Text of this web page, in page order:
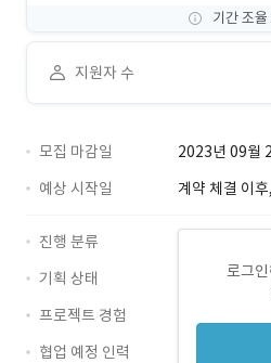
기간 조율
지원자 수
모집 마감일
2023년 09월
예상 시작일
계약 체결 이
로그
진행 분류
기획 상태
프로젝트 경험
협업 예정 인력